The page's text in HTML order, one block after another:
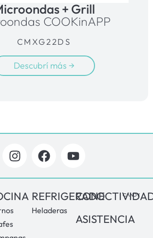
+ Grill
COOKinAPP
CMXG22DS
Descubrí más →
REFRIGERADO
Heladeras
ASISTENCIA